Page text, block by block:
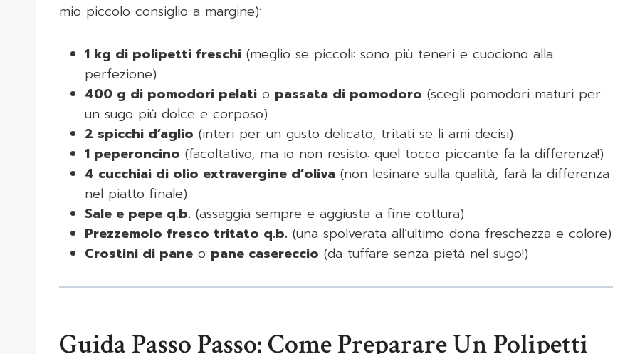
mio piccolo consiglio a margine):
1 kg di polipetti freschi (meglio se piccoli: sono più teneri e cuociono alla
perfezione)
400 g di pomodori pelati o passata di pomodoro (scegli pomodori maturi per
un sugo più dolce e corposo)
2 spicchi d’aglio (interi per un gusto delicato, tritati se li ami decisi)
1 peperoncino (facoltativo, ma io non resisto: quel tocco piccante fa la differenza!)
4 cucchiai di olio extravergine d’oliva (non lesinare sulla qualità, farà la differenza
nel piatto finale)
Sale e pepe q.b. (assaggia sempre e aggiusta a fine cottura)
Prezzemolo fresco tritato q.b. (una spolverata all’ultimo dona freschezza e colore)
Crostini di pane o pane casereccio (da tuffare senza pietà nel sugo!)
Guida Passo Passo: Come Preparare Un Polipetti